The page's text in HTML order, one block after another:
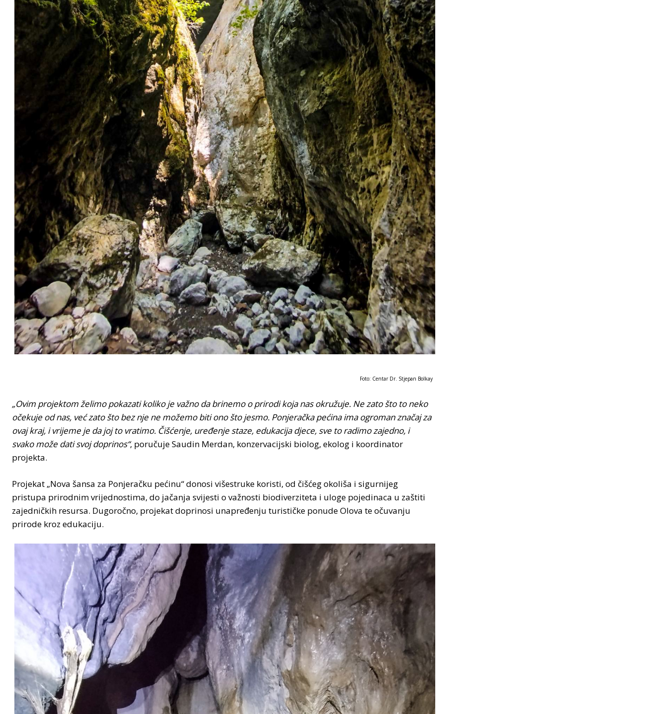
Foto: Centar Dr. Stjepan Bolkay
„Ovim projektom želimo pokazati koliko je važno da brinemo o prirodi koja nas okružuje. Ne zato štoto neko
očekuje od nas, već zato što bez nje ne možemo biti ono što jesmo. Ponjeračka pećina ima ogroman značaj za
ovaj kraj, i vrijeme je da joj to vratimo. Čišćenje, uređenje staze, edukacija djece, sve to radimo zajedno, i
svako može dati svoj doprinos“, poručuje Saudin Merdan, konzervacijski biolog, ekolog i koordinator
projekta.
Projekat „Nova šansa za Ponjeračku pećinu“ donosi višestruke koristi, od čišćeg okoliša i sigurnijeg
pristupa prirodnim vrijednostima, do jačanja svijesti o važnosti biodiverziteta i uloge pojedinaca u zaštiti
zajedničkih resursa. Dugoročno, projekat doprinosi unapređenju turističke ponude Olova te očuvanju
prirode kroz edukaciju.